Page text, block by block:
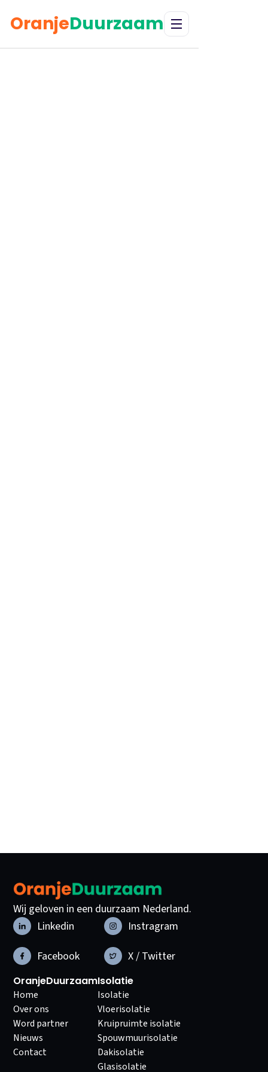
OranjeDuurzaam
Wij geloven in een duurzaam Nederland.
Linkedin
Instragram
Facebook
X / Twitter
OranjeDuurzaam
Home
Over ons
Word partner
Nieuws
Contact
Isolatie
Isolatie
Vloerisolatie
Kruipruimte isolatie
Spouwmuurisolatie
Dakisolatie
Glasisolatie